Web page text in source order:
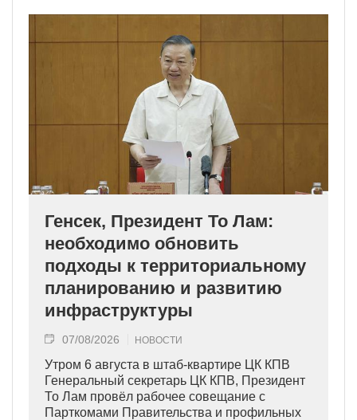
Генсек, Президент То Лам:
необходимо обновить
подходы к территориальному
планированию и развитию
инфраструктуры
07/08/2026 НОВОСТИ
Утром 6 августа в штаб-квартире ЦК КПВ
Генеральный секретарь ЦК КПВ, Президент
То Лам провёл рабочее совещание с
Парткомами Правительства и профильных